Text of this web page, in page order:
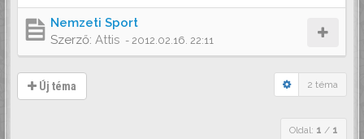
Nemzeti Sport
Szerző: Attis - 2012.02.16. 22:11
Új téma 2 téma
Oldal: 1 / 1